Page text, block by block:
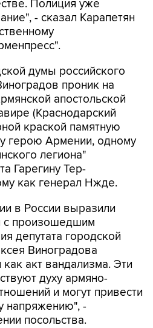
Полиция уже
- сказал Карапетян
думы российского
проник на
апостольской
(Краснодарский
краской памятную
герою Армении, одному
легиона"
Гарегину Тер-
как генерал Нжде.
в России выразили
c произошедшим
депутата городской
Виноградова
акт вандализма. Эти
духу армяно-
и могут привести
напряжению", -
посольства.